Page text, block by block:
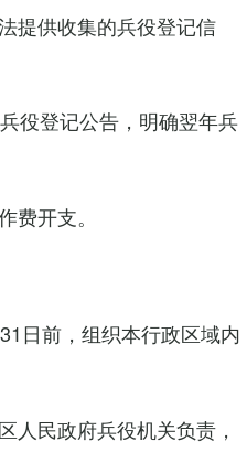
提供收集的兵役登记信
役登记公告，明确翌年兵
开支。
日前，组织本行政区域内
人民政府兵役机关负责，